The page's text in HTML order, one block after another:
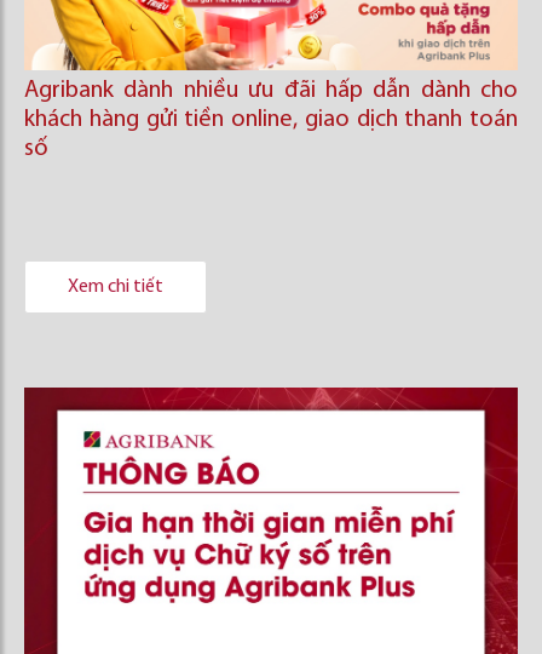
Agribank dành nhiều ưu đãi hấp dẫn dành cho
khách hàng gửi tiền online, giao dịch thanh toán
số
Xem chi tiết